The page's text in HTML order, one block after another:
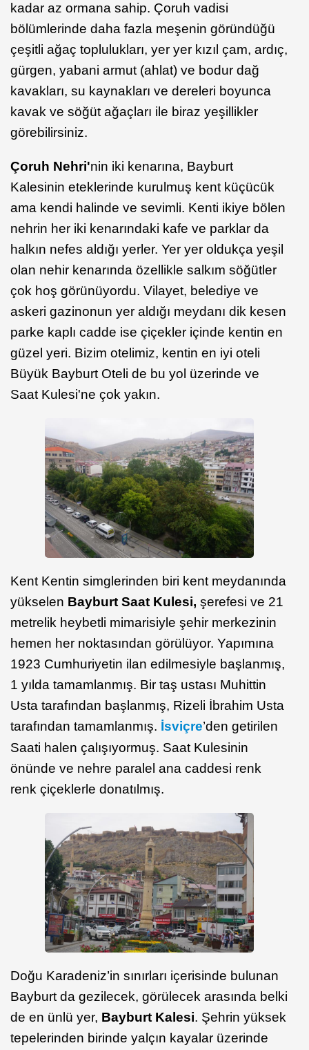
kadar az ormana sahip. Çoruh vadisi
bölümlerinde daha fazla meşenin göründüğü
çeşitli ağaç toplulukları, yer yer kızıl çam, ardıç,
gürgen, yabani armut (ahlat) ve bodur dağ
kavakları, su kaynakları ve dereleri boyunca
kavak ve söğüt ağaçları ile biraz yeşillikler
görebilirsiniz.
Çoruh Nehri'nin iki kenarına, Bayburt
Kalesinin eteklerinde kurulmuş kent küçücük
ama kendi halinde ve sevimli. Kenti ikiye bölen
nehrin her iki kenarındaki kafe ve parklar da
halkın nefes aldığı yerler. Yer yer oldukça yeşil
olan nehir kenarında özellikle salkım söğütler
çok hoş görünüyordu. Vilayet, belediye ve
askeri gazinonun yer aldığı meydanı dik kesen
parke kaplı cadde ise çiçekler içinde kentin en
güzel yeri. Bizim otelimiz, kentin en iyi oteli
Büyük Bayburt Oteli de bu yol üzerinde ve
Saat Kulesi'ne çok yakın.
Kent Kentin simglerinden biri kent meydanında
yükselen Bayburt Saat Kulesi, şerefesi ve 21
metrelik heybetli mimarisiyle şehir merkezinin
hemen her noktasından görülüyor. Yapımına
1923 Cumhuriyetin ilan edilmesiyle başlanmış,
1 yılda tamamlanmış. Bir taş ustası Muhittin
Usta tarafından başlanmış, Rizeli İbrahim Usta
tarafından tamamlanmış. İsviçre’den getirilen
Saati halen çalışıyormuş. Saat Kulesinin
önünde ve nehre paralel ana caddesi renk
renk çiçeklerle donatılmış.
Doğu Karadeniz’in sınırları içerisinde bulunan
Bayburt da gezilecek, görülecek arasında belki
de en ünlü yer, Bayburt Kalesi. Şehrin yüksek
tepelerinden birinde yalçın kayalar üzerinde